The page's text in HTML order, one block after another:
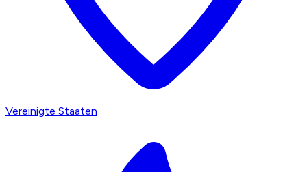
Vereinigte Staaten